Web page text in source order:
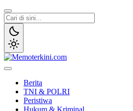
Lewati
ke
konten
Berita
TNI & POLRI
Peristiwa
Hukum & Kriminal